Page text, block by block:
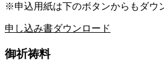
※申込用紙は下のボタンからもダウ
申し込み書ダウンロード
御祈祷料